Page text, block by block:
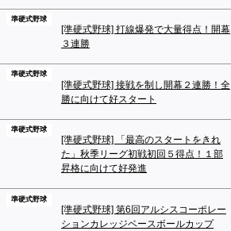
準硬式野球
[準硬式野球] 打線爆発で大量得点！開幕
３連勝
準硬式野球
[準硬式野球] 接戦を制し開幕２連勝！全
勝に向けて好スタート
準硬式野球
[準硬式野球] 「最高のスタートをきれ
た」秋季リーグ初戦初回５得点！１部
昇格に向けて好発進
準硬式野球
[準硬式野球] 第6回アルシスコーポレー
ションカレッジベースボールカップ